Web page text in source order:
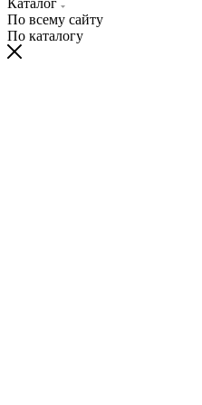
Каталог
По всему сайту
По каталогу